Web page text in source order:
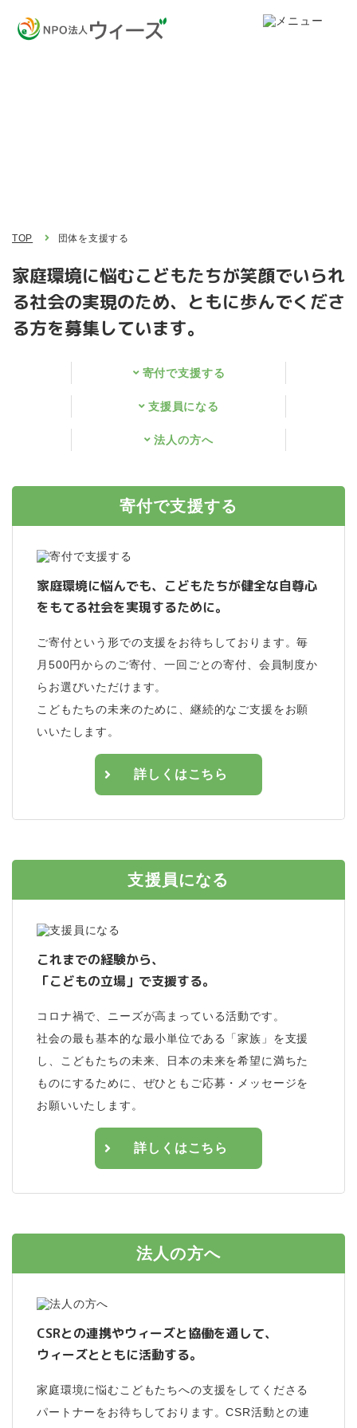
TOP 団体を支援する
家庭環境に悩むこどもたちが笑顔でいられ
る社会の実現のため、 ともに歩んでくださ
る方を募集しています。
寄付で支援する
支援員になる
法人の方へ
寄付で支援する
家庭環境に悩んでも、こどもたちが健全な自尊心
をもてる社会を実現するために。
ご寄付という形での支援をお待ちしております。毎
月500円からのご寄付、一回ごとの寄付、会員制度か
らお選びいただけます。
こどもたちの未来のために、継続的なご支援をお願
いいたします。
詳しくはこちら
支援員になる
これまでの経験から、
「こどもの立場」で支援する。
コロナ禍で、ニーズが高まっている活動です。
社会の最も基本的な最小単位である「家族」を支援
し、こどもたちの未来、日本の未来を希望に満ちた
ものにするために、ぜひともご応募・メッセージを
お願いいたします。
詳しくはこちら
法人の方へ
CSRとの連携やウィーズと協働を通して、
ウィーズとともに活動する。
家庭環境に悩むこどもたちへの支援をしてくださる
パートナーをお待ちしております。CSR活動との連